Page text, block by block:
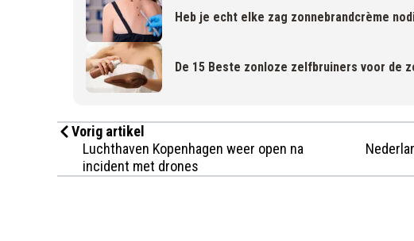
Heb je echt elke zag zonnebrandcrème
De 15 Beste zonloze zelfbruiners voor de
Vorig artikel
Luchthaven Kopenhagen weer open na
incident met drones